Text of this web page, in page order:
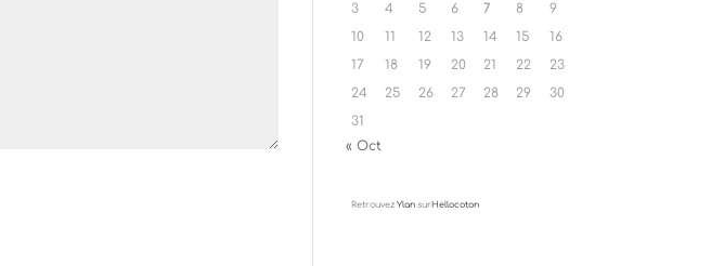
3
4 5 6 7 8
9
10
11 12 13 14 15
16
17
18 19 20 21 22
23
24
25 26 27 28 29
30
31
« Oct
Retrouvez Ylansur Hellocoton